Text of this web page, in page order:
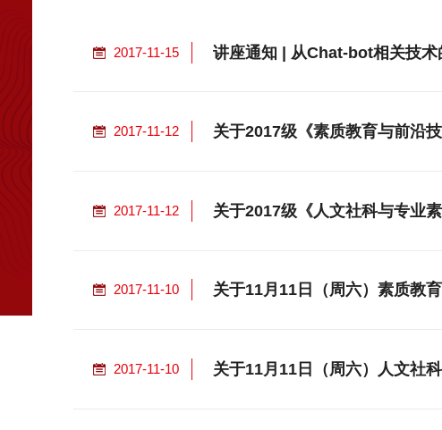
2017-11-15 讲座通知 | 从Chat-bot相关技
2017-11-12 关于2017级《素质教育与前沿
2017-11-12 关于2017级《人文社科与专业
2017-11-10 关于11月11日（周六）素质教
2017-11-10 关于11月11日（周六）人文社